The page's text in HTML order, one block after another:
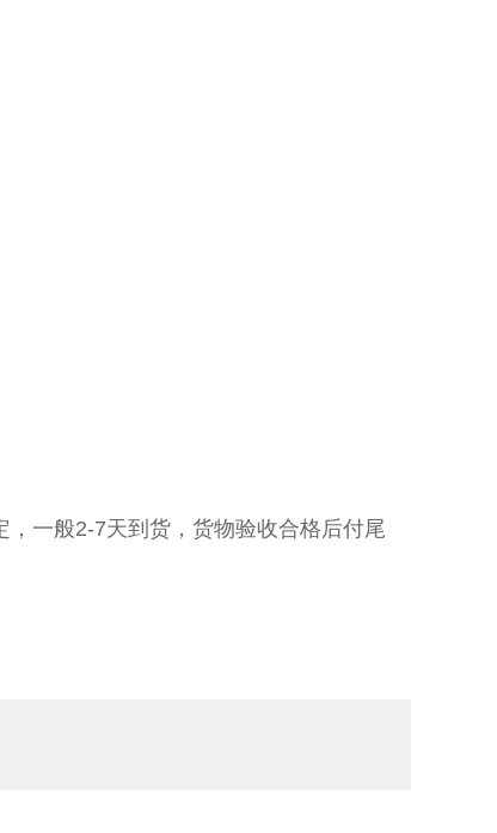
一般2-7天到货，货物验收合格后付尾